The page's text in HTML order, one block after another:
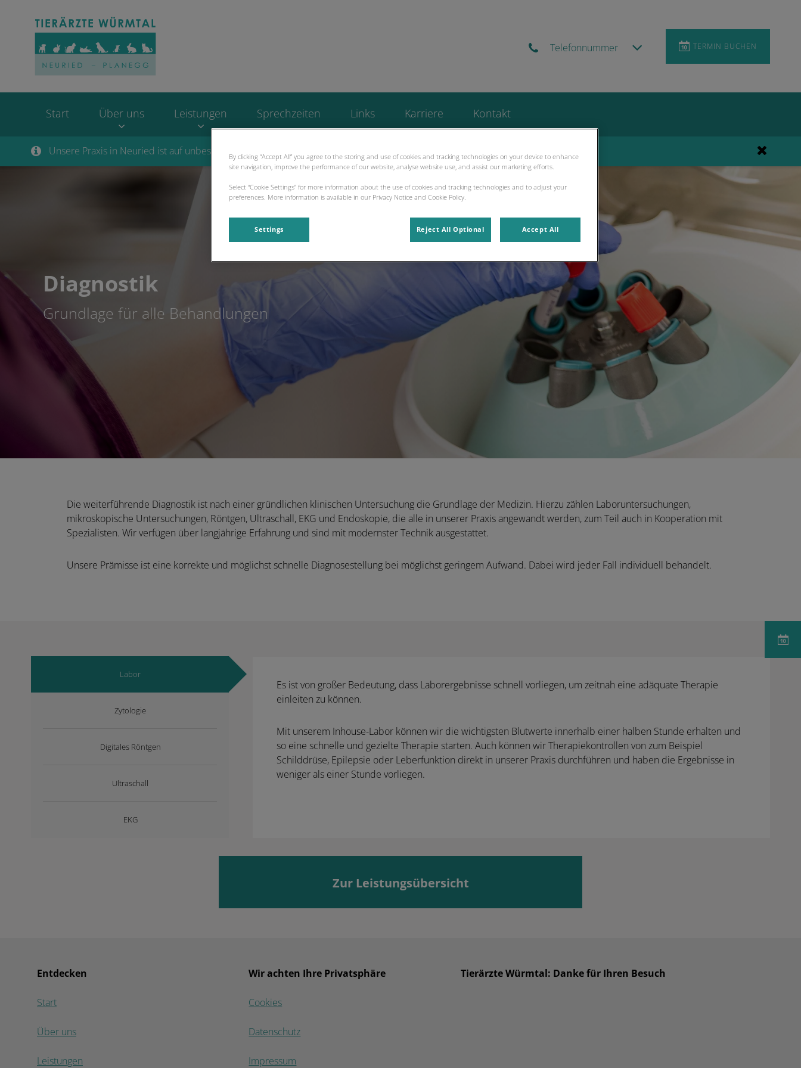
Telefonnummer TERMIN BUCHEN
Start Über uns Leistungen Sprechzeiten Links Karriere Kontakt
Unsere Praxis in Neuried ist auf unbestimmte Zeit nur noch Dienstag- und Donnerstagnachmittag geöffnet.
Diagnostik
Grundlage für alle Behandlungen
Die weiterführende Diagnostik ist nach einer gründlichen klinischen Untersuchung die Grundlage der Medizin. Hierzu zählen Laboruntersuchungen,
mikroskopische Untersuchungen, Röntgen, Ultraschall, EKG und Endoskopie, die alle in unserer Praxis angewandt werden, zum Teil auch in Kooperation mit
Spezialisten. Wir verfügen über langjährige Erfahrung und sind mit modernster Technik ausgestattet.
Unsere Prämisse ist eine korrekte und möglichst schnelle Diagnosestellung bei möglichst geringem Aufwand. Dabei wird jeder Fall individuell behandelt.
Labor
Zytologie
Digitales Röntgen
Ultraschall
EKG
Es ist von großer Bedeutung, dass Laborergebnisse schnell vorliegen, um zeitnah eine adäquate Therapie
einleiten zu können.
Mit unserem Inhouse-Labor können wir die wichtigsten Blutwerte innerhalb einer halben Stunde erhalten und
so eine schnelle und gezielte Therapie starten. Auch können wir Therapiekontrollen von zum Beispiel
Schilddrüse, Epilepsie oder Leberfunktion direkt in unserer Praxis durchführen und haben die Ergebnisse in
weniger als einer Stunde vorliegen.
Zur Leistungsübersicht
Entdecken
Start
Über uns
Leistungen
Wir achten Ihre Privatsphäre
Cookies
Datenschutz
Impressum
Tierärzte Würmtal: Danke für Ihren Besuch
By clicking “Accept All” you agree to the storing and use of cookies and tracking technologies on your device to enhance
site navigation, improve the performance of our website, analyse website use, and assist our marketing efforts.
Select “Cookie Settings” for more information about the use of cookies and tracking technologies and to adjust your
preferences. More information is available in our Privacy Notice and Cookie Policy.
Settings Reject All Optional Accept All